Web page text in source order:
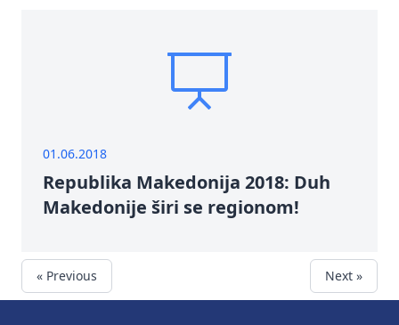
01.06.2018
Republika Makedonija 2018: Duh
Makedonije širi se regionom!
« Previous Next »